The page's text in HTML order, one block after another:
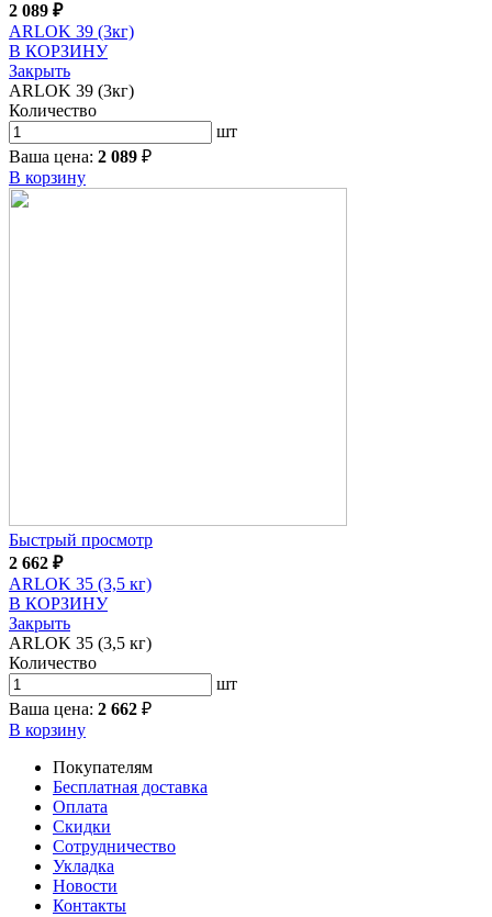
2 089 ₽
ARLOK 39 (3кг)
В КОРЗИНУ
Закрыть
ARLOK 39 (3кг)
Количество
шт
Ваша цена: 2 089 ₽
В корзину
Быстрый просмотр
2 662 ₽
ARLOK 35 (3,5 кг)
В КОРЗИНУ
Закрыть
ARLOK 35 (3,5 кг)
Количество
шт
Ваша цена: 2 662 ₽
В корзину
Покупателям
Бесплатная доставка
Оплата
Скидки
Сотрудничество
Укладка
Новости
Контакты